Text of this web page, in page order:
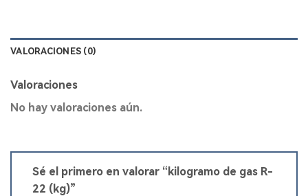
VALORACIONES (0)
Valoraciones
No hay valoraciones aún.
Sé el primero en valorar “kilogramo de gas R-
22 (kg)”